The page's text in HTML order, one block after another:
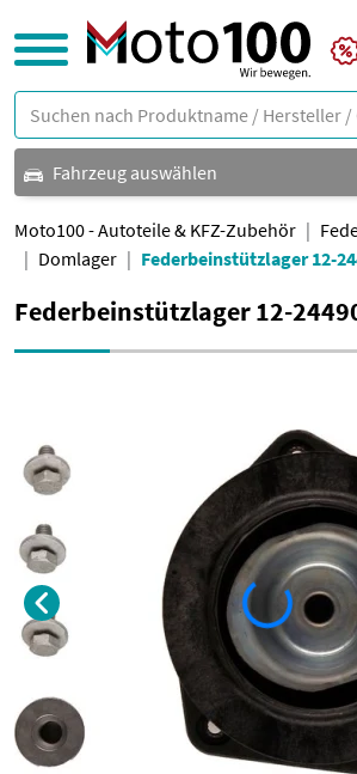
Fahrzeug auswählen
Moto100 - Autoteile & KFZ-Zubehör
Domlager
Federbeinstützlager 12-
Federbeinstützlager 12-